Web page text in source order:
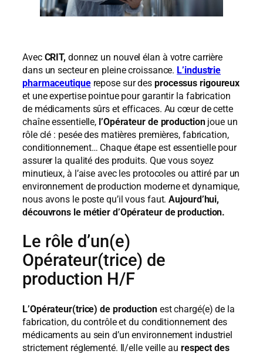
AvecCRIT, donnez un nouvel élan à votre carrière
dans un secteur en pleine croissance. L’industrie
pharmaceutiquerepose sur desprocessus rigoureux
et une expertise pointue pour garantir la fabrication
de médicaments sûrs et efficaces. Au cœur de cette
chaîne essentielle, l’Opérateur de productionjoue un
rôle clé : pesée des matières premières, fabrication,
conditionnement… Chaque étape est essentielle pour
assurer la qualité des produits. Que vous soyez
minutieux, à l’aise avec les protocoles ou attiré par un
environnement de production moderne et dynamique,
nous avons le poste qu’il vous faut. Aujourd’hui,
découvrons le métier d’Opérateur de production.
Le rôle d’un(e)
Opérateur(trice) de
production H/F
L’Opérateur(trice) de productionest chargé(e) de la
fabrication, du contrôle et du conditionnement des
médicaments au sein d’un environnement industriel
strictement réglementé. Il/elle veille au respect des